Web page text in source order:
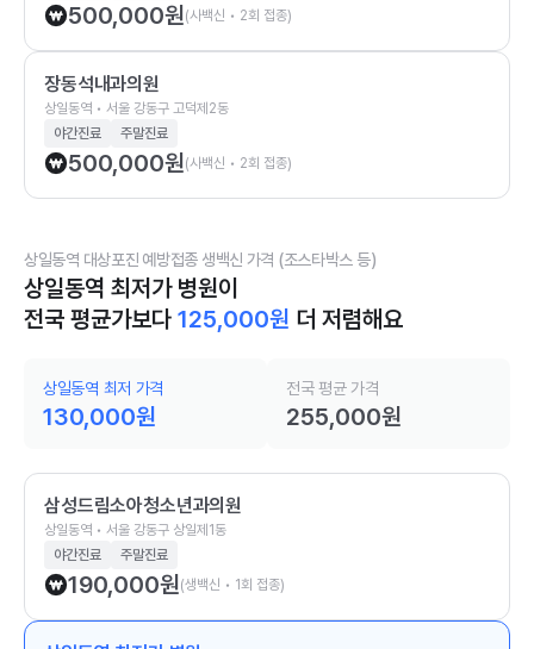
500,000원(사백신 • 2회 접종)
장동석내과의원
상일동역 • 서울 강동구 고덕제2동
야간진료
주말진료
500,000원(사백신 • 2회 접종)
상일동역 대상포진 예방접종 생백신 가격 (조스타박스 등)
상일동역 최저가 병원이
전국 평균가보다 125,000원 더 저렴해요
상일동역 최저 가격
130,000원
전국 평균 가격
255,000원
삼성드림소아청소년과의원
상일동역 • 서울 강동구 상일제1동
야간진료
주말진료
190,000원(생백신 • 1회 접종)